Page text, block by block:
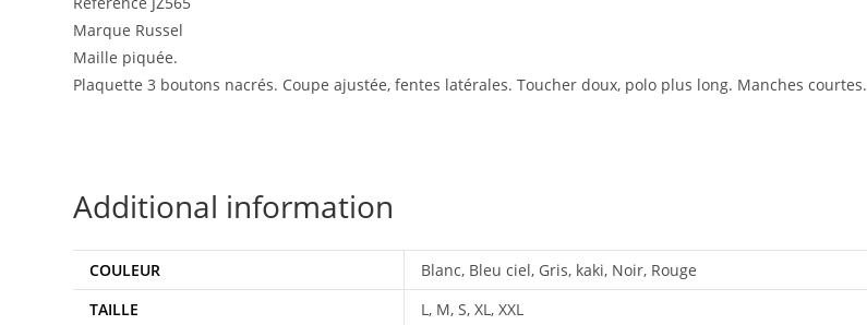
Marque Russel
Maille piquée.
Plaquette 3 boutons nacrés. Coupe ajustée, fentes latérales. Toucher doux, polo plus long. Manches courtes.
Additional information
COULEUR
Blanc, Bleu ciel, Gris, kaki, Noir, Rouge
TAILLE
L, M, S, XL, XXL